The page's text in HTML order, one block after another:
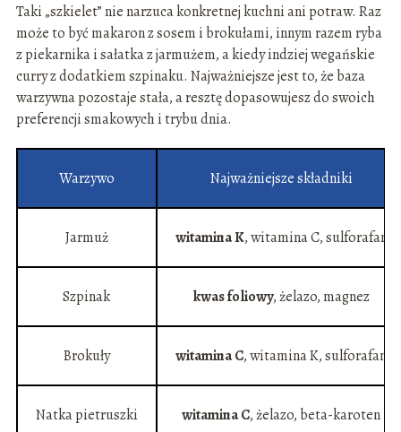
Taki „szkielet” nie narzuca konkretnej kuchni ani potraw. Raz
może to być makaron z sosem i brokułami, innym razem ryba
z piekarnika i sałatka z jarmużem, a kiedy indziej wegańskie
curry z dodatkiem szpinaku. Najważniejsze jest to, że baza
warzywna pozostaje stała, a resztę dopasowujesz do swoich
preferencji smakowych i trybu dnia.
Warzywo Najważniejsze składniki
Jarmuż witamina K, witamina C, sulforafan
Szpinak kwas foliowy, żelazo, magnez
Brokuły witamina C, witamina K, sulforafan
Natka pietruszki witamina C, żelazo, beta-karoten